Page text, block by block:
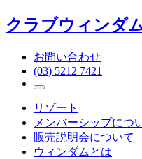
クラブウィンダ
お問い合わせ
(03) 5212 7421
リゾート
メンバーシップにつ
販売説明会について
ウィンダムとは